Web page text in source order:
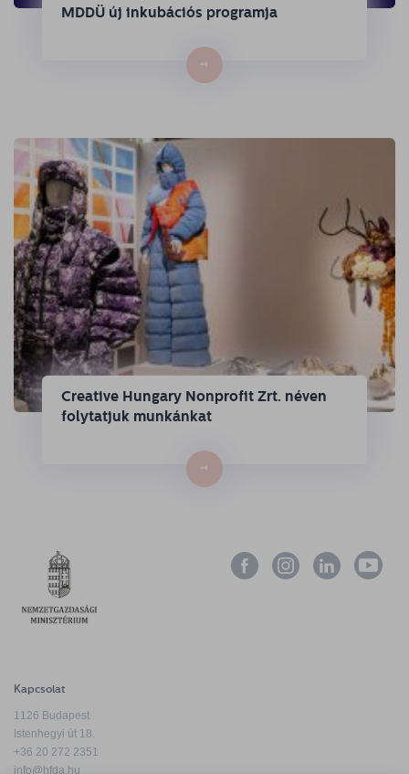
MDDÜ új inkubációs programja
→
Creative Hungary Nonprofit Zrt. néven
folytatjuk munkánkat
→
Kapcsolat
1126 Budapest
Istenhegyi út 18.
+36 20 272 2351
info@hfda.hu